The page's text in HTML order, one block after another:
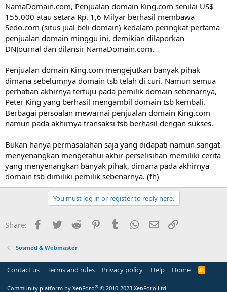
r
NamaDomain.com, Penjualan domain King.com senilai US$
155.000 atau setara Rp. 1,6 Milyar berhasil membawa
Sedo.com (situs jual beli domain) kedalam peringkat pertama
penjualan domain minggu ini, demikian dilaporkan
DNJournal dan dilansir NamaDomain.com.
Penjualan domain King.com mengejutkan banyak pihak
dimana sebelumnya domain tsb telah di curi. Namun semua
perhatian akhirnya tertuju pada pemilik domain sebenarnya,
Peter King yang berhasil mengambil domain tsb kembali.
Berbagai persoalan mewarnai penjualan domain King.com
namun pada akhirnya transaksi tsb berhasil dengan sukses.
Bukan hanya permasalahan saja yang didapati namun sangat
menyenangkan mengetahui akhir perselisihan memiliki cerita
yang menyenangkan banyak pihak, dimana pada akhirnya
domain tsb dimiliki pemilik sebenarnya. (fh)
You must log in or register to reply here.
Share: Facebook
Twitter Reddit PinterestTumblr WhatsApp
Email
Sosmed & Webmaster
Contact us Terms and rules Privacy policy Help Home
R
Community platform by XenForo® © 2010-2023 XenForo Ltd.